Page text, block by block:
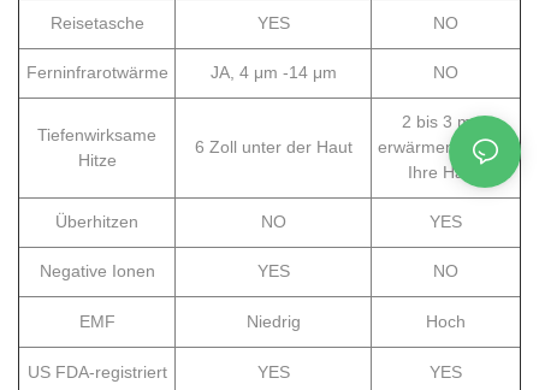
Reisetasche YES NO
Ferninfrarotwärme JA, 4 μm -14 μm NO
Tiefenwirksame
Hitze
6 Zoll unter der Haut
2 bis 3 mm,
erwärmen Sie nur
Ihre Haut.
Überhitzen NO YES
Negative Ionen YES NO
EMF Niedrig Hoch
US FDA-registriert YES YES